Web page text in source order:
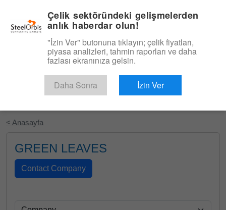
Ücretsiz Deneyin
< Anasayfa
GREEN LEAVES
Çelik sektöründeki gelişmelerden
anlık haberdar olun!
"İzin Ver" butonuna tıklayın; çelik fiyatları,
piyasa analizleri, tahmin raporları ve daha
fazlası ekranınıza gelsin.
Daha Sonra İzin Ver